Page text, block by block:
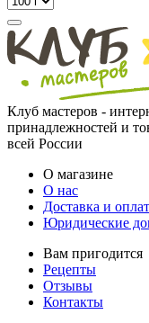
Клуб мастеров -
принадлежностей и
всей России
О магазине
О нас
Доставка и
Юридические
Вам пригодится
Рецепты
Отзывы
Контакты